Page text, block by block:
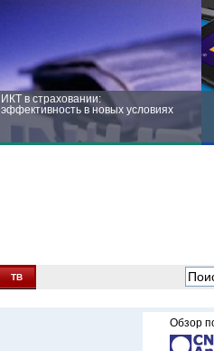
ИКТ в страховании:
эффективность в новых условиях
новых условиях
ТВ
Обзор